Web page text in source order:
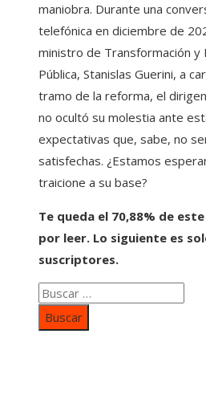
maniobra. Durante una
telefónica en diciembre de
ministro de Transformación y
Pública, Stanislas Guerini, a
tramo de la reforma, el
no ocultó su molestia ante
expectativas que, sabe, no
satisfechas. ¿Estamos
traicione a su base?
Te queda el 70,88% de
por leer. Lo siguiente es
suscriptores.
Buscar: